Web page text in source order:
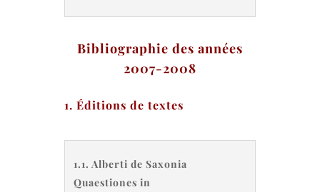
Bibliographie des années
2007-2008
1. Éditions de textes
1.1. Alberti de Saxonia
Quaestiones in